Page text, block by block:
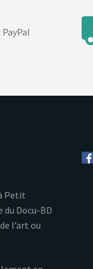
PayPal
Petit
Docu-BD
l’art ou